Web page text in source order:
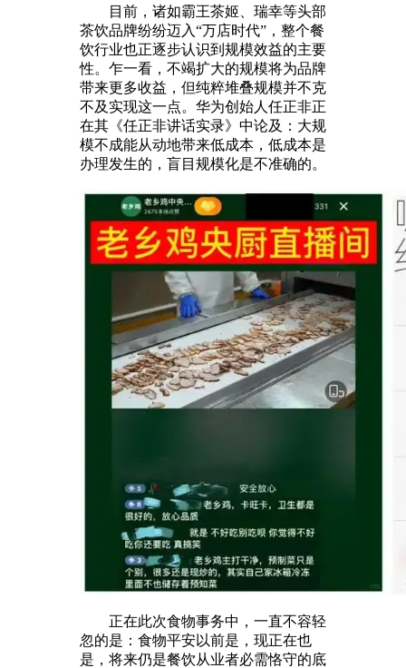
目前，诸如霸王茶姬、瑞幸等头部
茶饮品牌纷纷迈入“万店时代”，整个餐
饮行业也正逐步认识到规模效益的主要
性。乍一看，不竭扩大的规模将为品牌
带来更多收益，但纯粹堆叠规模并不克
不及实现这一点。华为创始人任正非正
在其《任正非讲话实录》中论及：大规
模不成能从动地带来低成本，低成本是
办理发生的，盲目规模化是不准确的。
正在此次食物事务中，一直不容轻
忽的是：食物平安以前是，现正在也
是，将来仍是餐饮从业者必需恪守的底